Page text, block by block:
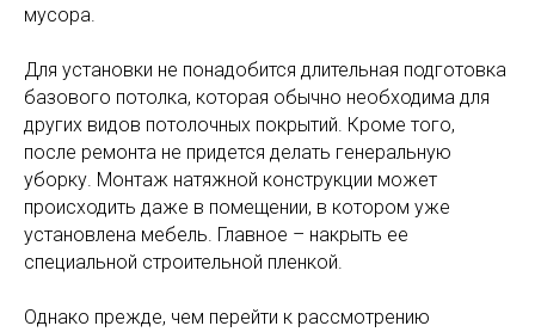
мусора.
Для установки не понадобится длительная подготовка
базового потолка, которая обычно необходима для
других видов потолочных покрытий. Кроме того,
после ремонта не придется делать генеральную
уборку. Монтаж натяжной конструкции может
происходить даже в помещении, в котором уже
установлена мебель. Главное – накрыть ее
специальной строительной пленкой.
Однако прежде, чем перейти к рассмотрению